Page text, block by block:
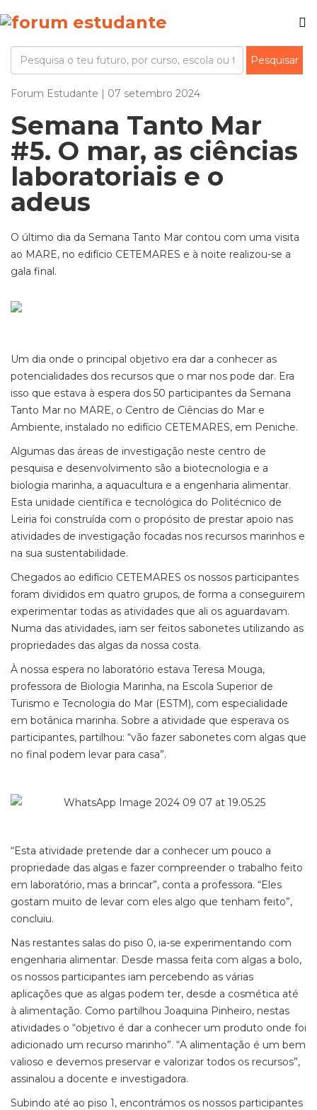
Forum Estudante | 07 setembro 2024
Semana Tanto Mar
#5. O mar, as ciências
laboratoriais e o
adeus
O último dia da Semana Tanto Mar contou com uma visita
ao MARE, no edifício CETEMARES e à noite realizou-se a
gala final.
Um dia onde o principal objetivo era dar a conhecer as
potencialidades dos recursos que o mar nos pode dar. Era
isso que estava à espera dos 50 participantes da Semana
Tanto Mar no MARE, o Centro de Ciências do Mar e
Ambiente, instalado no edifício CETEMARES, em Peniche.
Algumas das áreas de investigação neste centro de
pesquisa e desenvolvimento são a biotecnologia e a
biologia marinha, a aquacultura e a engenharia alimentar.
Esta unidade científica e tecnológica do Politécnico de
Leiria foi construída com o propósito de prestar apoio nas
atividades de investigação focadas nos recursos marinhos e
na sua sustentabilidade.
Chegados ao edifício CETEMARES os nossos participantes
foram divididos em quatro grupos, de forma a conseguirem
experimentar todas as atividades que ali os aguardavam.
Numa das atividades, iam ser feitos sabonetes utilizando as
propriedades das algas da nossa costa.
À nossa espera no laboratório estava Teresa Mouga,
professora de Biologia Marinha, na Escola Superior de
Turismo e Tecnologia do Mar (ESTM), com especialidade
em botânica marinha. Sobre a atividade que esperava os
participantes, partilhou: “vão fazer sabonetes com algas que
no final podem levar para casa”.
“Esta atividade pretende dar a conhecer um pouco a
propriedade das algas e fazer compreender o trabalho feito
em laboratório, mas a brincar”, conta a professora. “Eles
gostam muito de levar com eles algo que tenham feito”,
concluiu.
Nas restantes salas do piso 0, ia-se experimentando com
engenharia alimentar. Desde massa feita com algas a bolo,
os nossos participantes iam percebendo as várias
aplicações que as algas podem ter, desde a cosmética até
à alimentação. Como partilhou Joaquina Pinheiro, nestas
atividades o “objetivo é dar a conhecer um produto onde foi
adicionado um recurso marinho”. “A alimentação é um bem
valioso e devemos preservar e valorizar todos os recursos”,
assinalou a docente e investigadora.
Subindo até ao piso 1, encontrámos os nossos participantes